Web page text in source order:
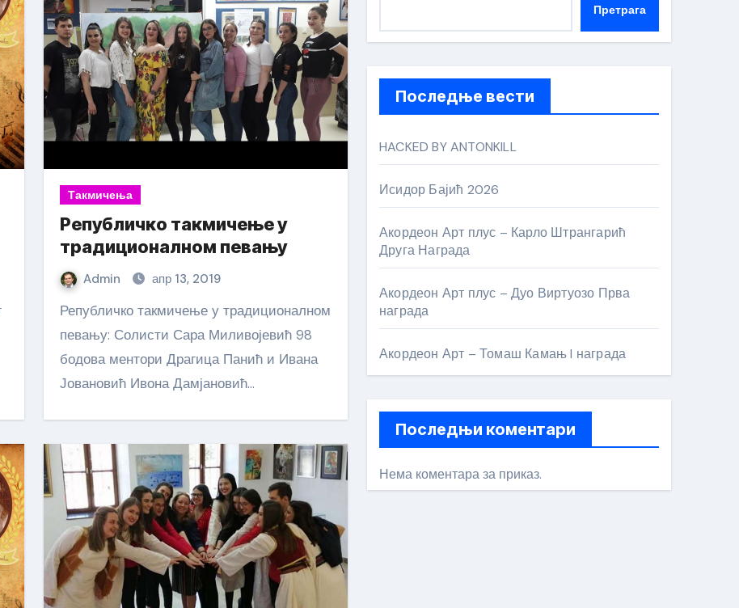
Такмичења
Републичко такмичење у
традиционалном певању
Admin апр 13, 2019
Републичко такмичење у традиционалном
певању: Солисти Сара Миливојевић 98
бодова ментори Драгица Панић и Ивана
Јовановић Ивона Дамјановић…
Претрага
Последње вести
HACKED BY ANTONKILL
Исидор Бајић 2026
Акордеон Арт плус – Карло Штрангарић
Друга Награда
Акордеон Арт плус – Дуо Виртуозо Прва
награда
Акордеон Арт – Томаш Камањ I награда
Последњи коментари
Нема коментара за приказ.